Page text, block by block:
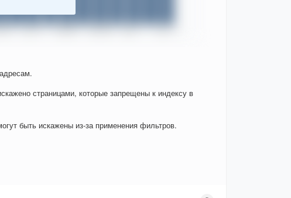
страницами, которые запрещены к индексу в
быть искажены из-за применения фильтров.